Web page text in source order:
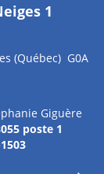
1
(Québec) G0A
Giguère
poste 1